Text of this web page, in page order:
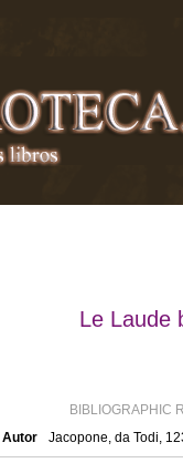
Le Laude
BIBLIOGRAPHIC
Autor
Jacopone, da Todi,